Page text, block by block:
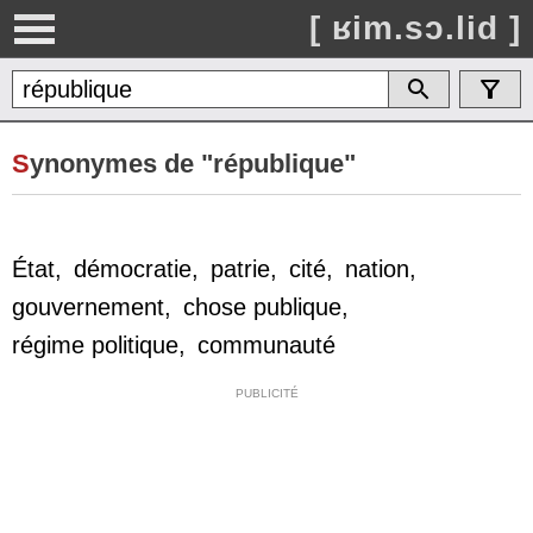
[ ʁim.sɔ.lid ]
Synonymes de "république"
État, démocratie, patrie, cité, nation,
gouvernement, chose publique,
régime politique, communauté
PUBLICITÉ